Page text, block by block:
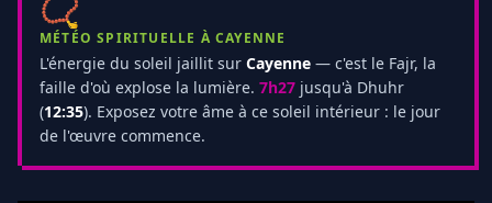
📿
MÉTÉO SPIRITUELLE À CAYENNE
L'énergie du soleil jaillit sur Cayenne — c'est le Fajr, la
faille d'où explose la lumière. 7h27 jusqu'à Dhuhr
(12:35). Exposez votre âme à ce soleil intérieur : le jour
de l'œuvre commence.